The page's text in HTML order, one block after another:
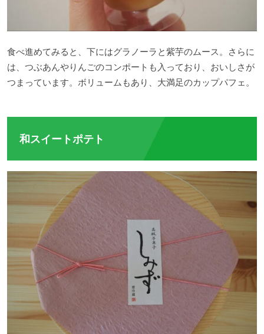
食べ進めてみると、下にはグラノーラと紫芋のムース。さらに
は、つぶあんやりんごのコンポートも入っており、おいしさが
つまっています。ボリュームもあり、大満足のカップパフェ。
和スイートポテト